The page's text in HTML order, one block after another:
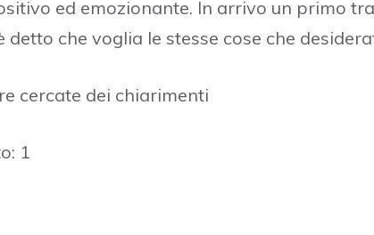
ed emozionante. In arrivo un primo
detto che voglia le stesse cose che
cercate dei chiarimenti
1